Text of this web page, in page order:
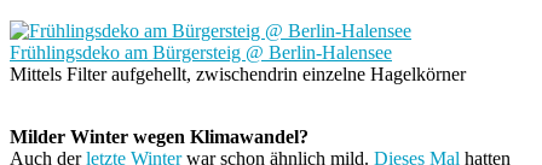
Frühlingsdeko am Bürgersteig @ Berlin-Halensee
Mittels Filter aufgehellt, zwischendrin einzelne Hagelkörner
Milder Winter wegen Klimawandel?
Auch derletzte Winterwar schon ähnlich mild. Dieses Mal hatten